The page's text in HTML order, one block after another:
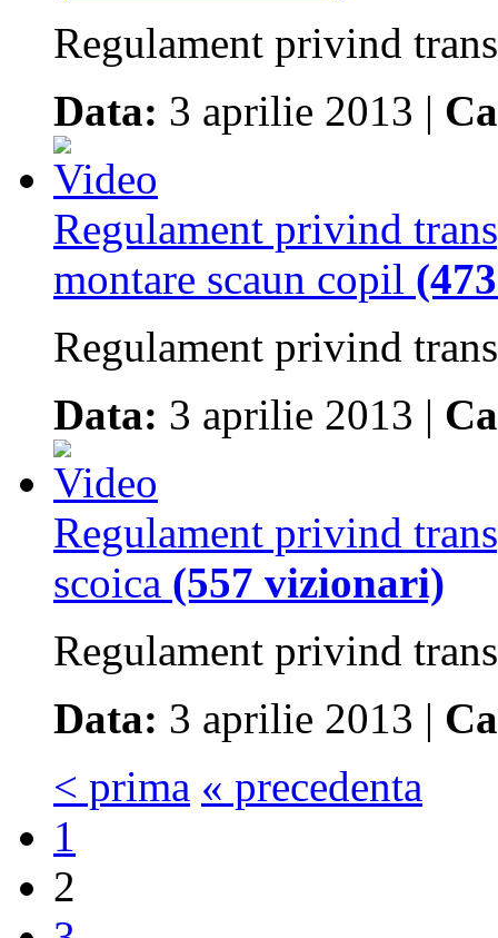
Regulament privind
Data: 3 aprilie 2013 |
Regulament privind
montare scaun copil
Regulament privind
Data: 3 aprilie 2013 |
Regulament privind
scoica (557 vizionari)
Regulament privind
Data: 3 aprilie 2013 |
< prima « precedenta
1
2